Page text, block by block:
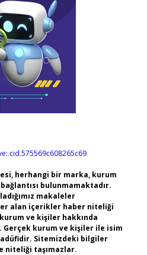
herhangi bir marka, kurum
bulunmamaktadır.
makaleler
alan içerikler haber niteliği
ve kişiler hakkında
Gerçek kurum ve kişiler ile isim
Sitemizdeki bilgiler
niteliği taşımazlar.